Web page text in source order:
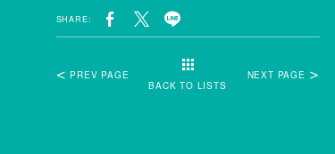
SHARE:
BACK TO LISTS
PREV PAGE NEXT PAGE